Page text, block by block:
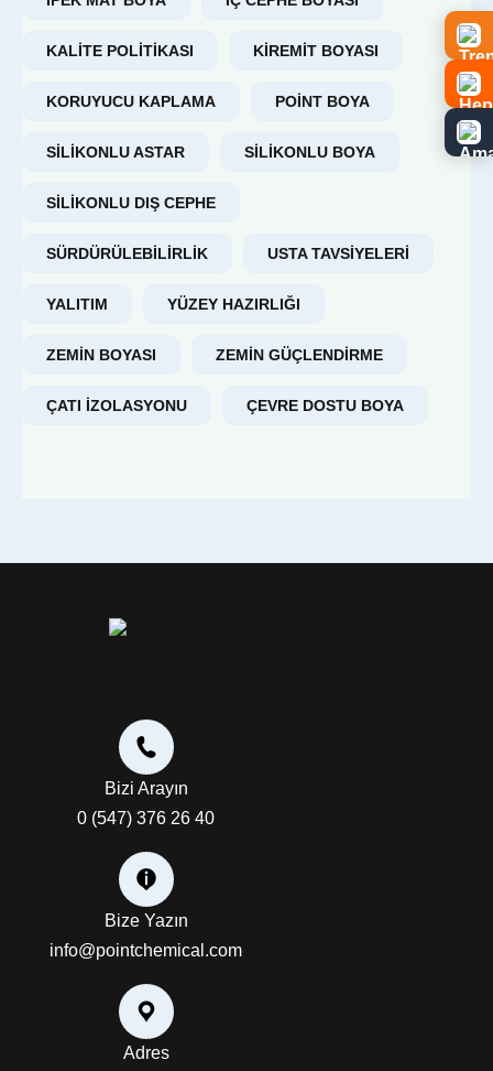
KALITE POLITIKASI KIREMIT BOYASI
KORUYUCU KAPLAMA POINT BOYA
SILIKONLU ASTAR SILIKONLU BOYA
SILIKONLU DIŞ CEPHE
SÜRDÜRÜLEBILIRLIK USTA TAVSIYELERI
YALITIM YÜZEY HAZIRLIĞI
ZEMIN BOYASI ZEMIN GÜÇLENDIRME
ÇATI IZOLASYONU ÇEVRE DOSTU BOYA
0 (547) 376 26 40
Bizi Arayın
info@pointchemical.com
Bize Yazın
Adres